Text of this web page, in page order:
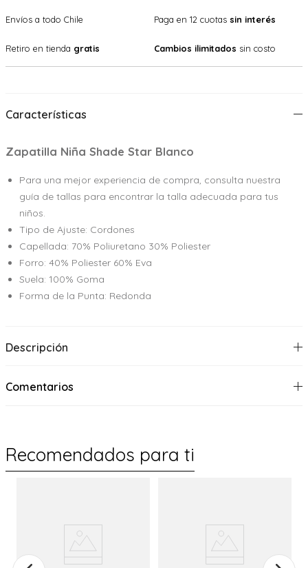
Envíos a todo Chile Paga en 12 cuotas sin interés
Retiro en tienda gratis Cambios ilimitados sin costo
Características
Zapatilla Niña Shade Star Blanco
Para una mejor experiencia de compra, consulta nuestra
guía de tallas para encontrar la talla adecuada para tus
niños.
Tipo de Ajuste: Cordones
Capellada: 70% Poliuretano 30% Poliester
Forro: 40% Poliester 60% Eva
Suela: 100% Goma
Forma de la Punta: Redonda
Descripción
Comentarios
Recomendados para ti